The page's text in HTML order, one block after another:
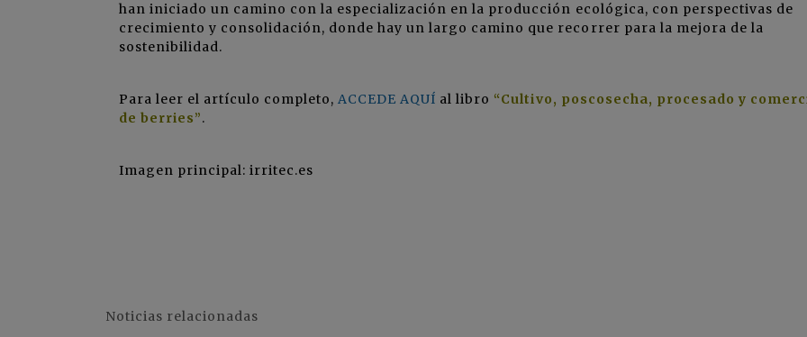
han iniciado un camino con la especialización en la producción ecológica, con perspectivas de
crecimiento y consolidación, donde hay un largo camino que recorrer para la mejora de la
sostenibilidad.
Para leer el artículo completo,ACCEDE AQUÍ al libro “Cultivo, poscosecha, procesado y
de berries”.
Imagen principal: irritec.es
Noticias relacionadas